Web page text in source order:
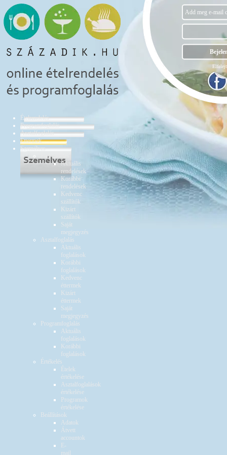
Ételrendelés
Programfoglalás
Asztalfoglalás
Éttermek
Személyes
Ételrendelés
Aktuális
rendelések
Korábbi
rendelések
Kedvenc
szállítók
Kizárt
szállítók
Saját
megjegyzés
Asztalfoglalás
Aktuális
foglalások
Korábbi
foglalások
Kedvenc
éttermek
Kizárt
éttermek
Saját
megjegyzés
Programfoglalás
Aktuális
foglalások
Korábbi
foglalások
Értékelés
Ételek
értékelése
Asztalfoglalások
értékelése
Programok
értékelése
Beállítások
Adatok
Átvett
accountok
E-
mail